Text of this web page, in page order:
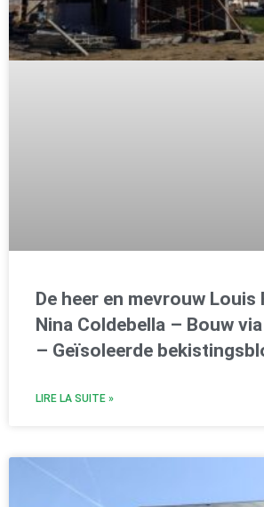
De heer en mevrouw Louis
Nina Coldebella – Bouw
– Geïsoleerde
LIRE LA SUITE »